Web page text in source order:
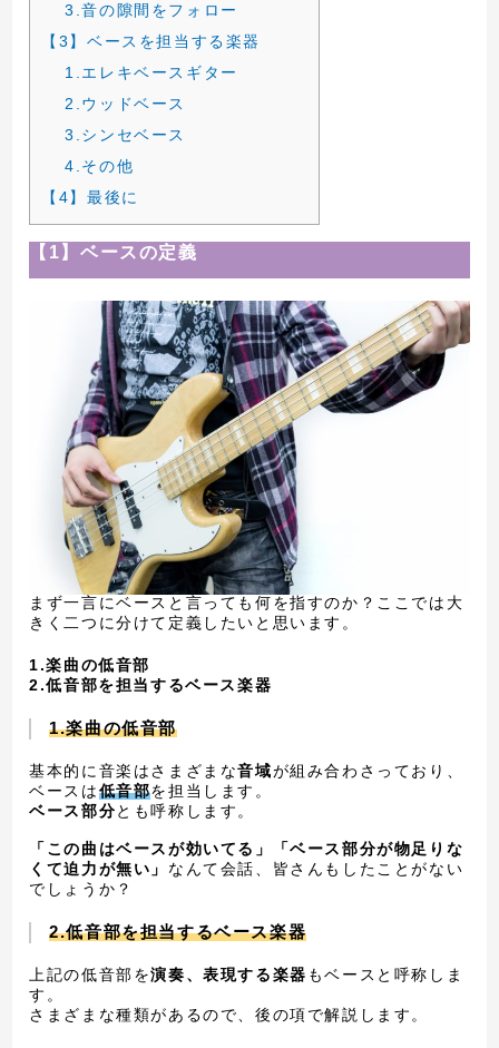
3.音の隙間をフォロー
【3】ベースを担当する楽器
1.エレキベースギター
2.ウッドベース
3.シンセベース
4.その他
【4】最後に
【1】ベースの定義
まず一言にベースと言っても何を指すのか？ここでは大
きく二つに分けて定義したいと思います。
1.楽曲の低音部
2.低音部を担当するベース楽器
1.楽曲の低音部
基本的に音楽はさまざまな音域が組み合わさっており、
ベースは低音部を担当します。
ベース部分とも呼称します。
「この曲はベースが効いてる」「ベース部分が物足りな
くて迫力が無い」 なんて会話、皆さんもしたことがない
でしょうか？
2.低音部を担当するベース楽器
上記の低音部を演奏、表現する楽器 もベースと呼称しま
す。
さまざまな種類があるので、後の項で解説します。